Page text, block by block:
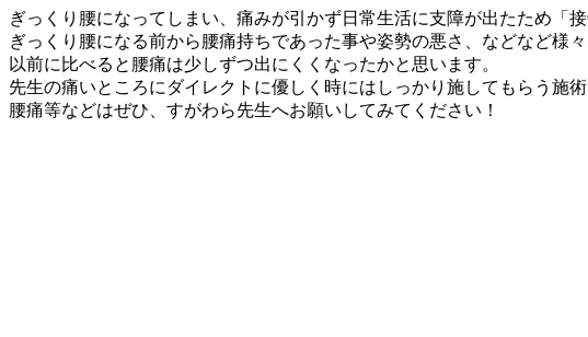
ぎっくり腰になってしまい、痛みが引かず日常生活に支障が出たため「
ぎっくり腰になる前から腰痛持ちであった事や姿勢の悪さ、などなど様
以前に比べると腰痛は少しずつ出にくくなったかと思います。
先生の痛いところにダイレクトに優しく時にはしっかり施してもらう施術
腰痛等などはぜひ、すがわら先生へお願いしてみてください！